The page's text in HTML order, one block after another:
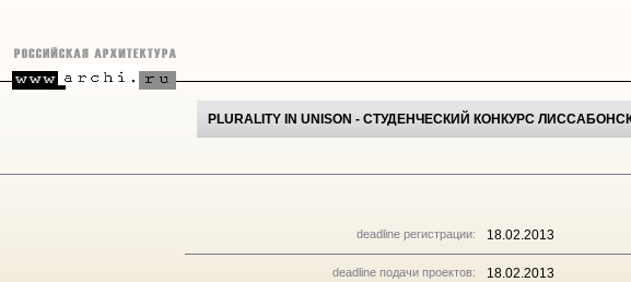
PLURALITY IN UNISON - СТУДЕНЧЕСКИЙ КОНКУРС
deadline регистрации: 18.02.2013
deadline подачи проектов: 18.02.2013